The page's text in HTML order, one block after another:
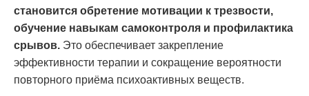
становится обретение мотивации к трезвости,
обучение навыкам самоконтроля и профилактика
срывов. Это обеспечивает закрепление
эффективности терапии и сокращение вероятности
повторного приёма психоактивных веществ.